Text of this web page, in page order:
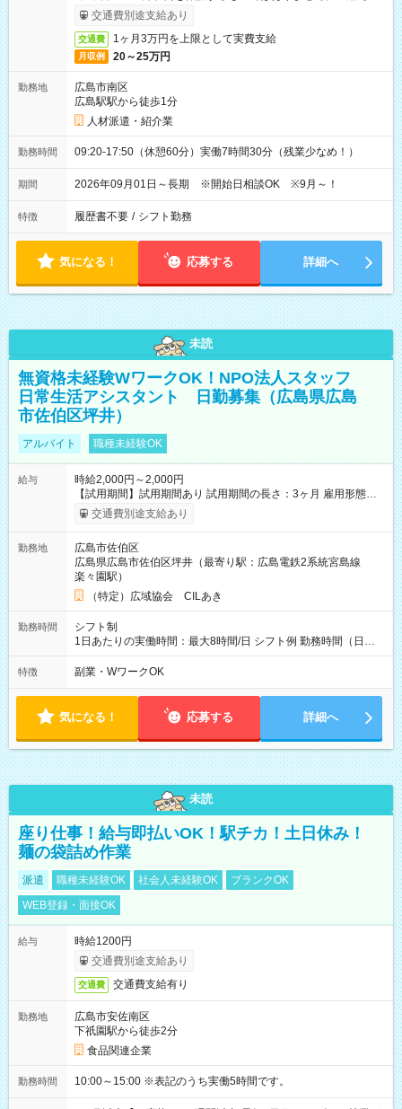
受取りサービス利用可（利用条件有）
交通費別途支給あり
交通費 1ヶ月3万円を上限として実費支給
月収例 20～25万円
勤務地
広島市南区
広島駅駅から徒歩1分
人材派遣・紹介業
勤務時間 09:20-17:50（休憩60分）実働7時間30分（残業少なめ！）
期間 2026年09月01日～長期 ※開始日相談OK ※9月～！
特徴 履歴書不要 / シフト勤務
気になる！ 応募する 詳細へ
未読
無資格未経験WワークOK！NPO法人スタッフ
日常生活アシスタント 日勤募集（広島県広島
市佐伯区坪井）
アルバイト 職種未経験OK
給与
時給2,000円～2,000円
【試用期間】試用期間あり 試用期間の長さ：3ヶ月 雇用形態、
給与は本採用時と同じです。
交通費別途支給あり
勤務地
広島市佐伯区
広島県広島市佐伯区坪井（最寄り駅：広島電鉄2系統宮島線
楽々園駅）
（特定）広域協会 CILあき
勤務時間
シフト制
1日あたりの実働時間：最大8時間/日 シフト例 勤務時間（日
勤）・8時～18時 （実働時間8時間 待機休憩2時間）（日勤1回
あたりの給与 2万円）
特徴 副業・WワークOK
気になる！ 応募する 詳細へ
未読
座り仕事！給与即払いOK！駅チカ！土日休み！
麺の袋詰め作業
派遣 職種未経験OK 社会人未経験OK
ブランクOK
WEB登録・面接OK
給与
時給1200円
交通費別途支給あり
交通費 交通費支給有り
勤務地
広島市安佐南区
下祇園駅から徒歩2分
食品関連企業
勤務時間 10:00～15:00 ※表記のうち実働5時間です。